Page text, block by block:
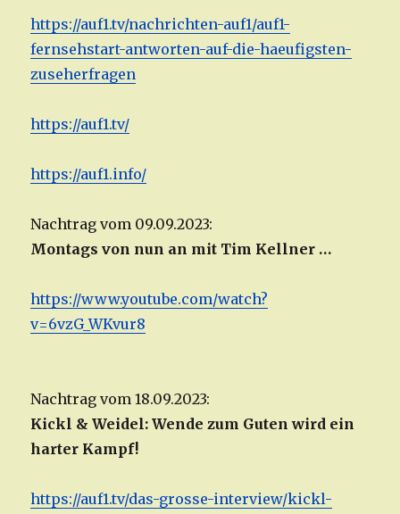
https://auf1.tv/nachrichten-auf1/auf1-
fernsehstart-antworten-auf-die-haeufigsten-
zuseherfragen
https://auf1.tv/
https://auf1.info/
Nachtrag vom 09.09.2023:
Montags von nun an mit Tim Kellner …
https://www.youtube.com/watch?
v=6vzG_WKvur8
Nachtrag vom 18.09.2023:
Kickl & Weidel: Wende zum Guten wird ein
harter Kampf!
https://auf1.tv/das-grosse-interview/kickl-